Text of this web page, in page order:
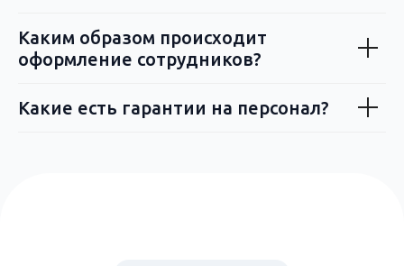
Каким образом происходит
оформление сотрудников?
Какие есть гарантии на персонал?